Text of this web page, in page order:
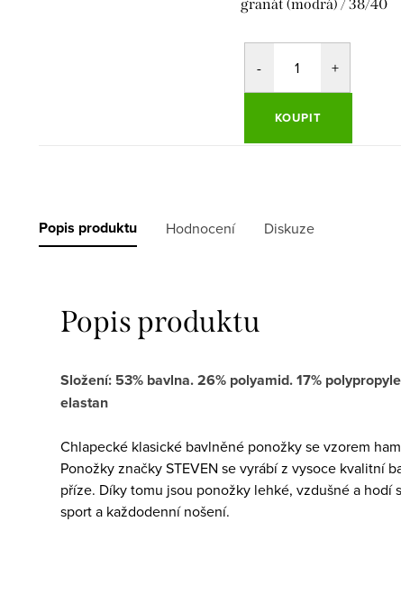
granát (modrá) / 38/40
KOUPIT
Popis produktu Hodnocení Diskuze
Popis produktu
Složení: 53% bavlna. 26% polyamid. 17%
elastan
Chlapecké klasické bavlněné ponožky se vzorem
Ponožky značky STEVEN se vyrábí z vysoce kvalitní
příze. Díky tomu jsou ponožky lehké, vzdušné a hodí
sport a každodenní nošení.